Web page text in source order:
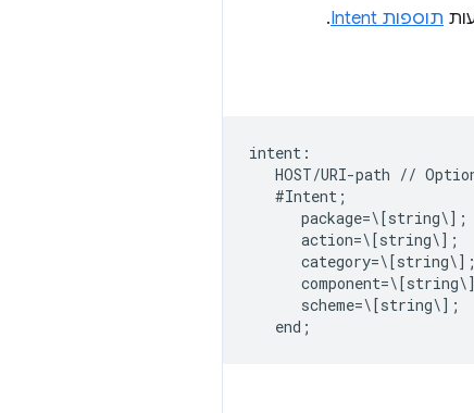
תוספות Intent .
intent:
HOST/URI-path //
   #Intent;
      package=\[string\];
      action=\[string\];
      scheme=\[string\];